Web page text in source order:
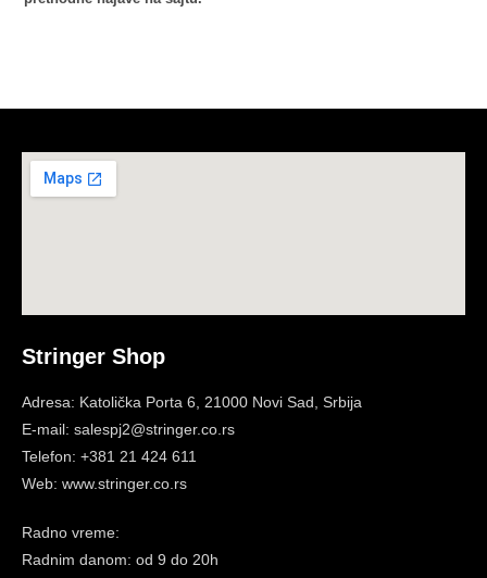
Stringer Shop
Adresa: Katolička Porta 6, 21000 Novi Sad, Srbija
E-mail: salespj2@stringer.co.rs
Telefon: +381 21 424 611
Web: www.stringer.co.rs
Radno vreme:
Radnim danom: od 9 do 20h